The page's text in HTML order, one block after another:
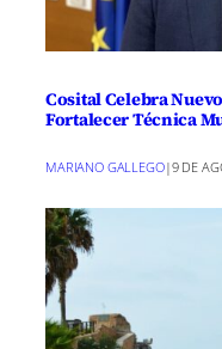
Cosital Celebra
Fortalecer Técnica
MARIANO GALLEGO|9 DE